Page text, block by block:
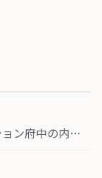
【開催レポート】ALSOKホームステーション府中の内覧会にて、医療セミナーに登壇しました